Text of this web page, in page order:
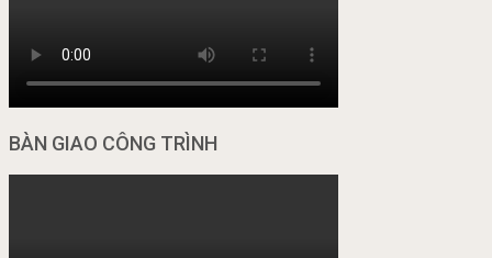
BÀN GIAO CÔNG TRÌNH